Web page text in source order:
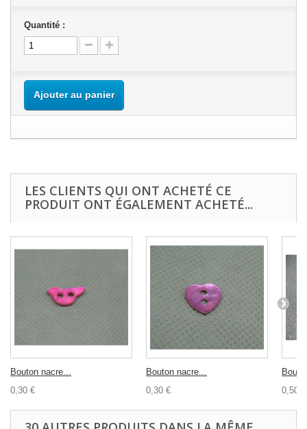
Quantité :
Ajouter au panier
LES CLIENTS QUI ONT ACHETÉ CE
PRODUIT ONT ÉGALEMENT ACHETÉ...
Bouton nacre...
0,30 €
Bouton nacre...
0,30 €
0,50 €